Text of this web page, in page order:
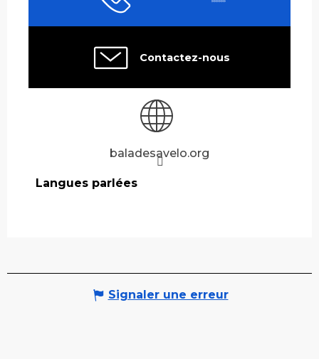
Contactez-nous
baladesavelo.org
Langues parlées
Langues parlées
Signaler une erreur